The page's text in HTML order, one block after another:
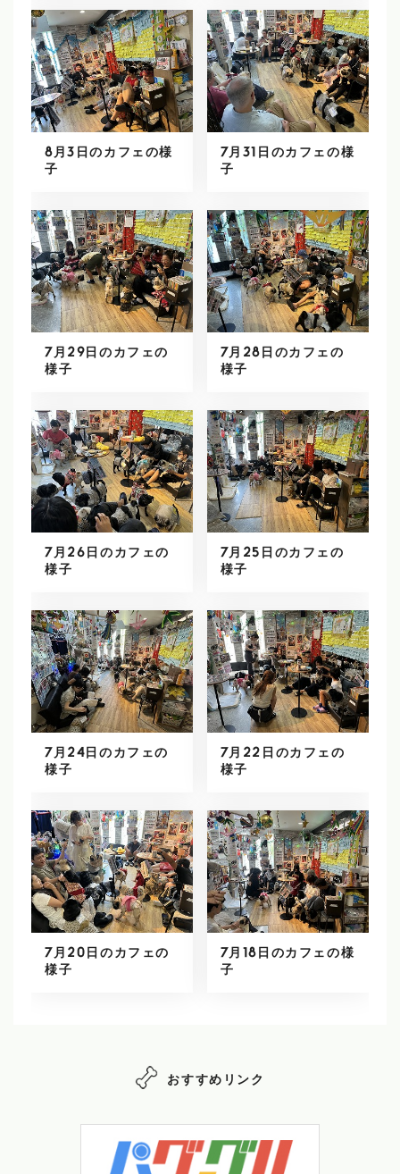
8月3日のカフェの様
子
7月31日のカフェの様
子
7月29日のカフェの
様子
7月28日のカフェの
様子
7月26日のカフェの
様子
7月25日のカフェの
様子
7月24日のカフェの
様子
7月22日のカフェの
様子
7月20日のカフェの
様子
7月18日のカフェの様
子
おすすめリンク